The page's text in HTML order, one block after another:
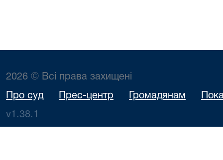
2026 © Всі права захищені
Про суд Прес-центр Громадянам
v1.38.1